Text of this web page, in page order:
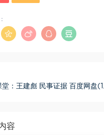
堂：王建彪 民事证据 百度网盘
容